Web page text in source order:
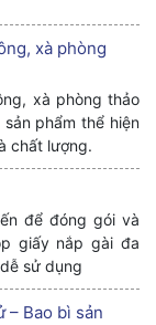
xà phòng
xà phòng thảo
phẩm thể hiện
chất lượng.
để đóng gói và
giấy nắp gài đa
sử dụng
– Bao bì sản